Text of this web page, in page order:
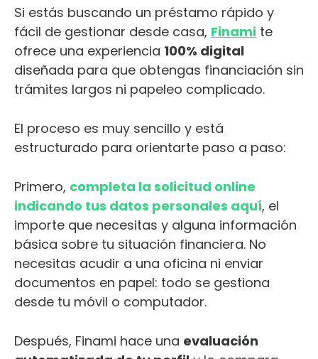
Si estás buscando un préstamo rápido y
fácil de gestionar desde casa, Finami te
ofrece una experiencia 100% digital
diseñada para que obtengas financiación sin
trámites largos ni papeleo complicado.
El proceso es muy sencillo y está
estructurado para orientarte paso a paso:
Primero, completa la solicitud online
indicando tus datos personales aquí, el
importe que necesitas y alguna información
básica sobre tu situación financiera. No
necesitas acudir a una oficina ni enviar
documentos en papel: todo se gestiona
desde tu móvil o computador.
Después, Finami hace una evaluación